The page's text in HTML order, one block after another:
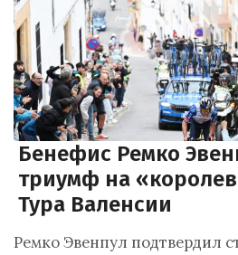
Бенефис Ремко
триумф на
Тура Валенсии
Ремко Эвенпул подтвердил